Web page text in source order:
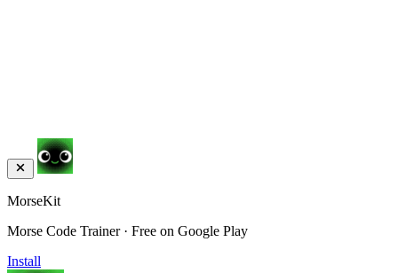
MorseKit
Morse Code Trainer · Free on Google Play
Install